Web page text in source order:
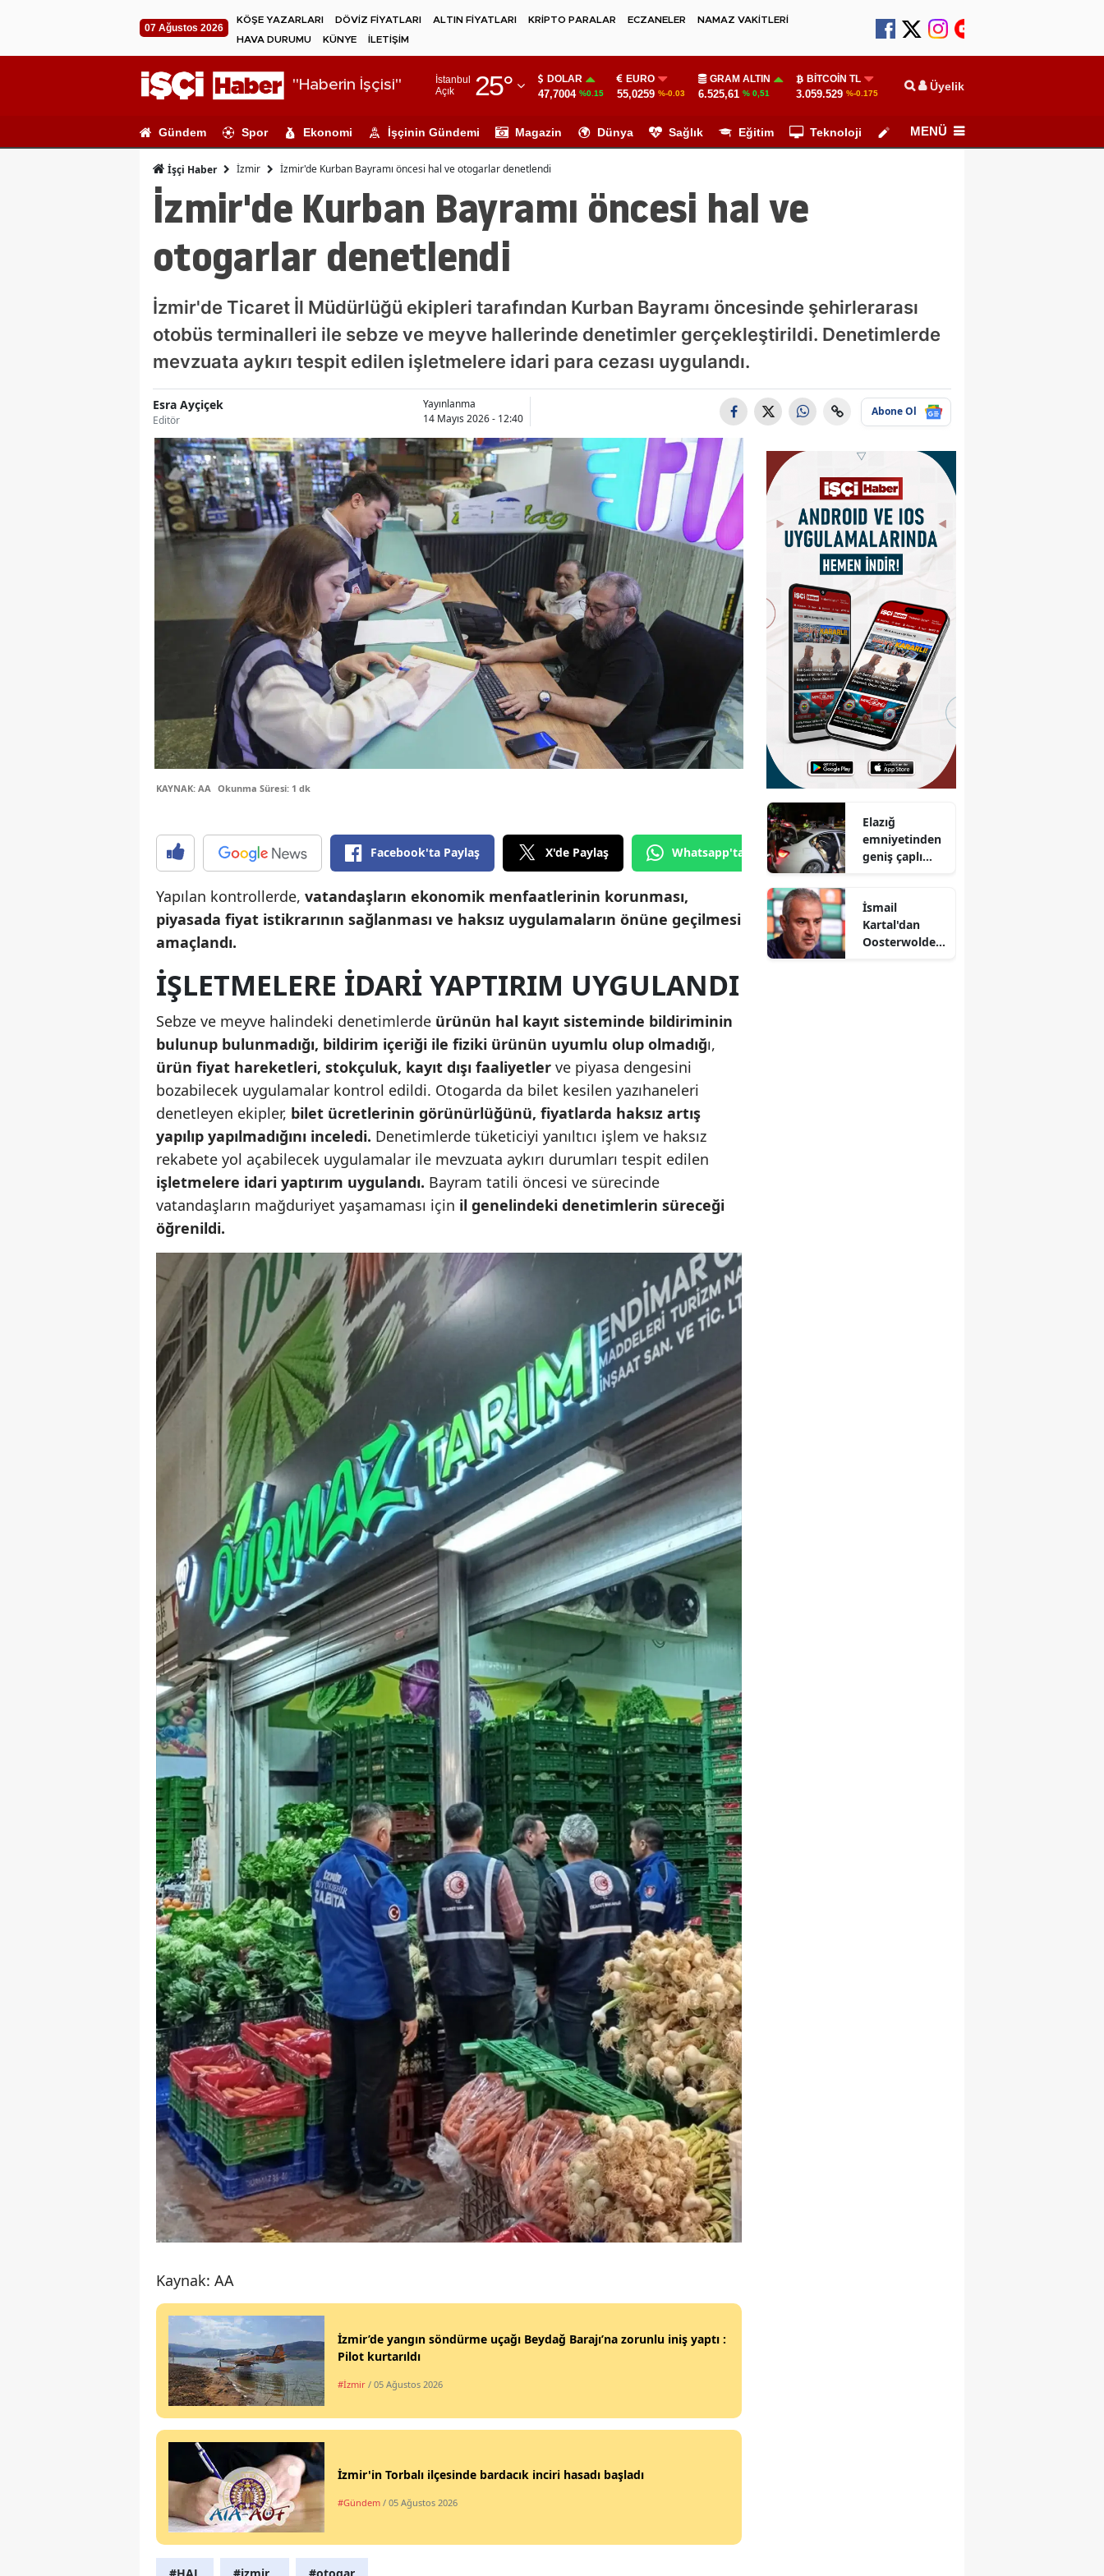
07 Ağustos 2026
KÖŞE YAZARLARI DÖVİZ FİYATLARI ALTIN FİYATLARI KRİPTO PARALAR ECZANELER
NAMAZ VAKİTLERİ
HAVA DURUMU
KÜNYE İLETİŞİM
"Haberin İşçisi"
İstanbul
Açık
25°
Adıyaman
Ağrı
Ankara
Antalya
Aydın
Balıkesir
Bilecik
Bingöl
Bitlis
Bolu
Burdur
Çanakkale
Çankırı
Çorum
Denizli
Diyarbakır
Erzurum
Eskişehir
Gaziantep
Gümüşhane
Hakkari
Hatay
Isparta
Mersin
İstanbul
Kastamonu
Kayseri
Kırklareli
Kocaeli
Konya
Kütahya
Malatya
Manisa
Kahramanmaraş
Mardin
Muğla
Muş
Nevşehir
Niğde
Ordu
Rize
Sakarya
Samsun
Siirt
Sinop
Tokat
Trabzon
Tunceli
Şanlıurfa
Uşak
Van
Yozgat
Aksaray
Bayburt
Şırnak
Bartın
Ardahan
DOLAR
47,7004 %0.15
EURO
55,0259 %-0.03
GRAM ALTIN
6.525,61 % 0,51
BITCOIN TL
3.059.529 %-0.175 Üyelik
Gündem Spor Ekonomi İşçinin Gündemi Magazin Dünya Sağlık Eğitim Teknoloji Köşe Yazarları
MENÜ
İşçi Haber İzmir İzmir'de Kurban Bayramı öncesi hal ve otogarlar denetlendi
İzmir'de Kurban Bayramı öncesi hal ve
otogarlar denetlendi
İzmir'de Ticaret İl Müdürlüğü ekipleri tarafından Kurban Bayramı öncesinde şehirlerarası
otobüs terminalleri ile sebze ve meyve hallerinde denetimler gerçekleştirildi. Denetimlerde
mevzuata aykırı tespit edilen işletmelere idari para cezası uygulandı.
Esra Ayçiçek
Editör
Yayınlanma
14 Mayıs 2026 - 12:40
Abone Ol
KAYNAK: AA Okunma Süresi: 1 dk
Facebook'ta Paylaş X'de Paylaş Whatsapp'tan Gönder
Yapılan kontrollerde, vatandaşların ekonomik menfaatlerinin korunması,
piyasada fiyat istikrarının sağlanması ve haksız uygulamaların önüne geçilmesi
amaçlandı.
IŞLETMELERE IDARI YAPTIRIM UYGULANDI
Sebze ve meyve halindeki denetimlerde ürünün hal kayıt sisteminde bildiriminin
bulunup bulunmadığı, bildirim içeriği ile fiziki ürünün uyumlu olup olmadığı,
ürün fiyat hareketleri, stokçuluk, kayıt dışı faaliyetler ve piyasa dengesini
bozabilecek uygulamalar kontrol edildi. Otogarda da bilet kesilen yazıhaneleri
denetleyen ekipler, bilet ücretlerinin görünürlüğünü, fiyatlarda haksız artış
yapılıp yapılmadığını inceledi. Denetimlerde tüketiciyi yanıltıcı işlem ve haksız
rekabete yol açabilecek uygulamalar ile mevzuata aykırı durumları tespit edilen
işletmelere idari yaptırım uygulandı. Bayram tatili öncesi ve sürecinde
vatandaşların mağduriyet yaşamaması için il genelindeki denetimlerin süreceği
öğrenildi.
Kaynak: AA
İzmir’de yangın söndürme uçağı Beydağ Barajı’na zorunlu iniş yaptı :
Pilot kurtarıldı
#İzmir / 05 Ağustos 2026
İzmir'in Torbalı ilçesinde bardacık inciri hasadı başladı
#Gündem / 05 Ağustos 2026
Elazığ
emniyetinden
geniş çaplı
İsmail
Kartal'dan
Oosterwolde'n